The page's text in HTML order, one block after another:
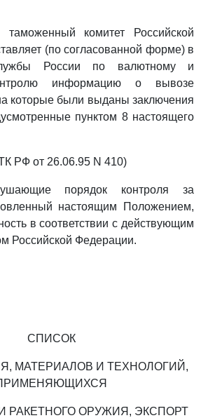
таможенный комитет Российской
(по согласованной форме) в
России по валютному и
информацию о вывозе
которые были выданы заключения
пунктом 8 настоящего
РФ от 26.06.95 N 410)
порядок контроля за
настоящим Положением,
в соответствии с действующим
Российской Федерации.
СПИСОК
МАТЕРИАЛОВ И ТЕХНОЛОГИЙ,
РАКЕТНОГО ОРУЖИЯ, ЭКСПОРТ